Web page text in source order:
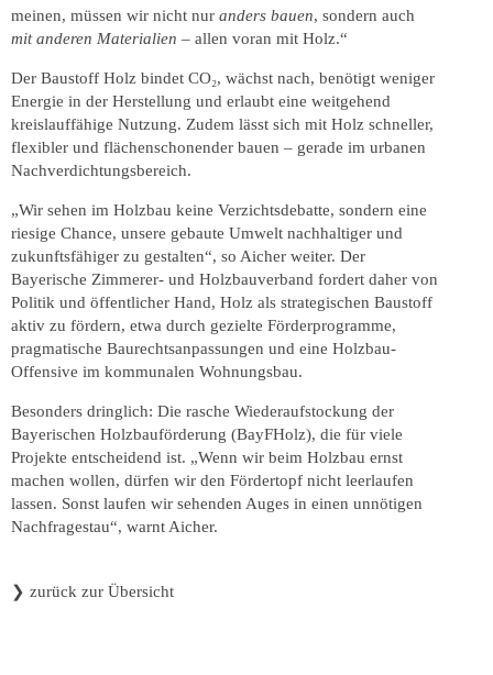
meinen, müssen wir nicht nur anders bauen, sondern auch
mit anderen Materialien – allen voran mit Holz.“
Der Baustoff Holz bindet CO₂, wächst nach, benötigt weniger
Energie in der Herstellung und erlaubt eine weitgehend
kreislauffähige Nutzung. Zudem lässt sich mit Holz schneller,
flexibler und flächenschonender bauen – gerade im urbanen
Nachverdichtungsbereich.
„Wir sehen im Holzbau keine Verzichtsdebatte, sondern eine
riesige Chance, unsere gebaute Umwelt nachhaltiger und
zukunftsfähiger zu gestalten“, so Aicher weiter. Der
Bayerische Zimmerer- und Holzbauverband fordert daher von
Politik und öffentlicher Hand, Holz als strategischen Baustoff
aktiv zu fördern, etwa durch gezielte Förderprogramme,
pragmatische Baurechtsanpassungen und eine Holzbau-
Offensive im kommunalen Wohnungsbau.
Besonders dringlich: Die rasche Wiederaufstockung der
Bayerischen Holzbauförderung (BayFHolz), die für viele
Projekte entscheidend ist. „Wenn wir beim Holzbau ernst
machen wollen, dürfen wir den Fördertopf nicht leerlaufen
lassen. Sonst laufen wir sehenden Auges in einen unnötigen
Nachfragestau“, warnt Aicher.
❯ zurück zur Übersicht